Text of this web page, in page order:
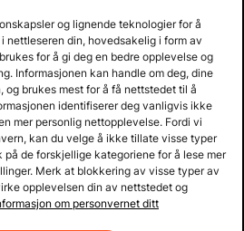
og lignende teknologier for å
nettleseren din, hovedsakelig i form av
for å gi deg en bedre opplevelse og
Informasjonen kan handle om deg, dine
og brukes mest for å få nettstedet til å
identifiserer deg vanligvis ikke
mer personlig nettopplevelse. Fordi vi
kan du velge å ikke tillate visse typer
de forskjellige kategoriene for å lese mer
Merk at blokkering av visse typer av
opplevelsen din av nettstedet og
om personvernet ditt